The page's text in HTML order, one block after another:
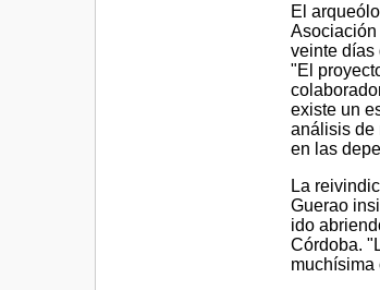
El
veinte días
"El
existe un
análisis de
en las
La
Guerao
ido
Córdoba.
muchísima